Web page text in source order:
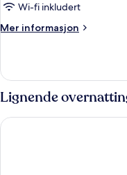
Wi-fi inkludert
Mer informasjon
Mer
Lignende
Eliassen Rorbuer